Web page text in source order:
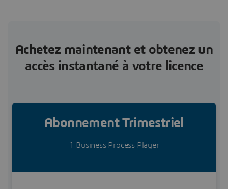
Achetez maintenant et obtenez un
accès instantané à votre licence
Abonnement Trimestriel
1 Business Process Player